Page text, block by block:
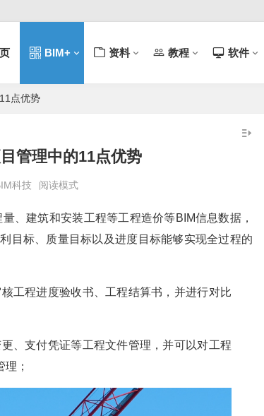
BIM+ 资料 教程 软件
点优势
管理中的11点优势
科技 阅读模式
、建筑和安装工程等工程造价等BIM信息数据，
目标、质量目标以及进度目标能够实现全过程的
工程进度验收书、工程结算书，并进行对比
、支付凭证等工程文件管理，并可以对工程
；